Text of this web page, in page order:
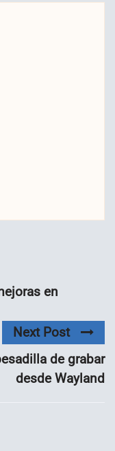
en
Next Post
de grabar
desde Wayland